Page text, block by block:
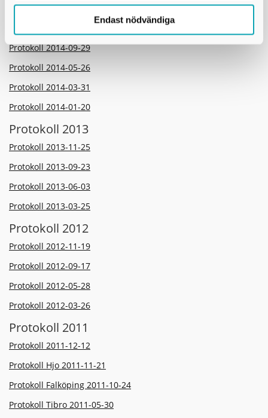
Endast nödvändiga
Protokoll 2014
Protokoll 2014-09-29
Protokoll 2014-05-26
Protokoll 2014-03-31
Protokoll 2014-01-20
Protokoll 2013
Protokoll 2013-11-25
Protokoll 2013-09-23
Protokoll 2013-06-03
Protokoll 2013-03-25
Protokoll 2012
Protokoll 2012-11-19
Protokoll 2012-09-17
Protokoll 2012-05-28
Protokoll 2012-03-26
Protokoll 2011
Protokoll 2011-12-12
Protokoll Hjo 2011-11-21
Protokoll Falköping 2011-10-24
Protokoll Tibro 2011-05-30